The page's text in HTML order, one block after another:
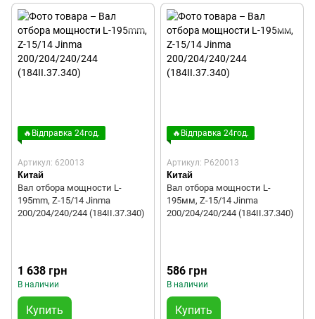
🔥Відправка 24год.
Артикул: 620013
Китай
Вал отбора мощности L-
195mm, Z-15/14 Jinma
200/204/240/244 (184II.37.340)
1 638 грн
В наличии
Купить
🔥Відправка 24год.
Артикул: P620013
Китай
Вал отбора мощности L-
195мм, Z-15/14 Jinma
200/204/240/244 (184II.37.340)
586 грн
В наличии
Купить